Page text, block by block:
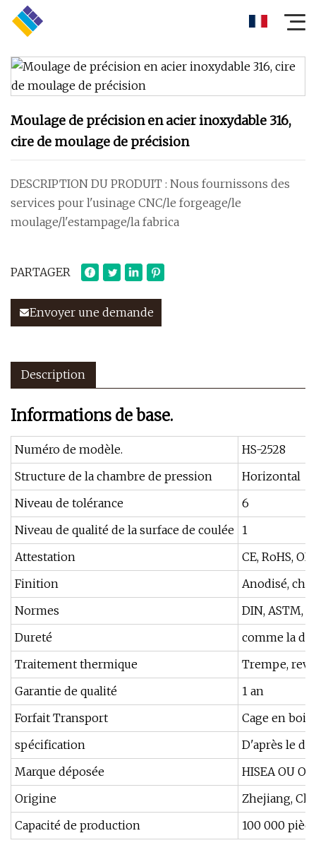
Moulage de précision en acier inoxydable 316,
cire de moulage de précision
DESCRIPTION DU PRODUIT : Nous fournissons des
services pour l'usinage CNC/le forgeage/le
moulage/l'estampage/la fabrica
PARTAGER
Envoyer une demande
Description
Informations de base.
Numéro de modèle.
HS-2528
Structure de la chambre de pression
Horizontal
Niveau de tolérance
6
Niveau de qualité de la surface de coulée 1
Attestation
CE, RoHS,
Finition
Anodisé,
Normes
DIN, ASTM,
Dureté
comme la
Traitement thermique
Trempe,
Garantie de qualité
1 an
Forfait Transport
Cage en
spécification
D'après le
Marque déposée
HISEA OU
Origine
Zhejiang,
Capacité de production
100 000